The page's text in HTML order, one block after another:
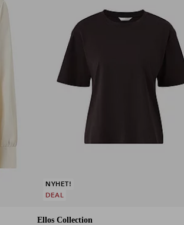
Ellos Collection
NYHET!
DEAL